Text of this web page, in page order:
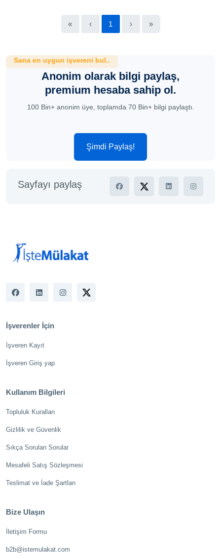
« ‹ 1 › »
Sana en uygun işvereni bul..
Anonim olarak bilgi paylaş,
premium hesaba sahip ol.
100 Bin+ anonim üye, toplamda 70 Bin+ bilgi paylaştı.
Şimdi Paylaş!
Sayfayı paylaş
İşverenler İçin
İşveren Kayıt
İşveren Giriş yap
Kullanım Bilgileri
Topluluk Kuralları
Gizlilik ve Güvenlik
Sıkça Sorulan Sorular
Mesafeli Satış Sözleşmesi
Teslimat ve İade Şartları
Bize Ulaşın
İletişim Formu
b2b@istemulakat.com